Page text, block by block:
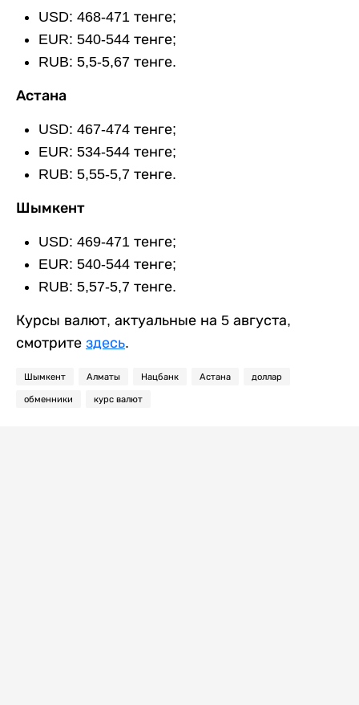
USD: 468-471 тенге;
EUR: 540-544 тенге;
RUB: 5,5-5,67 тенге.
Астана
USD: 467-474 тенге;
EUR: 534-544 тенге;
RUB: 5,55-5,7 тенге.
Шымкент
USD: 469-471 тенге;
EUR: 540-544 тенге;
RUB: 5,57-5,7 тенге.
Курсы валют, актуальные на 5 августа,
смотрите здесь.
Шымкент Алматы Нацбанк Астана доллар
обменники курс валют